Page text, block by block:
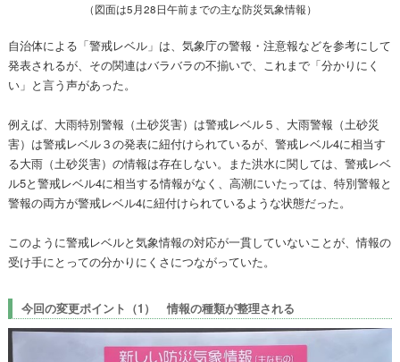
（図面は5月28日午前までの主な防災気象情報）
自治体による「警戒レベル」は、気象庁の警報・注意報などを参考にして
発表されるが、その関連はバラバラの不揃いで、これまで「分かりにく
い」と言う声があった。
例えば、大雨特別警報（土砂災害）は警戒レベル５、大雨警報（土砂災
害）は警戒レベル３の発表に紐付けられているが、警戒レベル4に相当す
る大雨（土砂災害）の情報は存在しない。また洪水に関しては、警戒レベ
ル5と警戒レベル4に相当する情報がなく、高潮にいたっては、特別警報と
警報の両方が警戒レベル4に紐付けられているような状態だった。
このように警戒レベルと気象情報の対応が一貫していないことが、情報の
受け手にとっての分かりにくさにつながっていた。
今回の変更ポイント（1） 情報の種類が整理される